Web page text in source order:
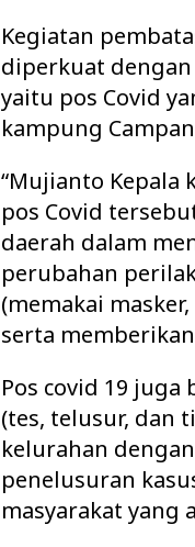
Kegiatan
diperkuat
yaitu pos Covid
kampung
“Mujianto Kepala
pos Covid
daerah dalam
perubahan
(memakai
serta
Pos covid 19
(tes, telusur, dan
kelurahan
penelusuran
masyarakat yang
Way